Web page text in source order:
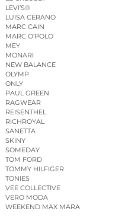
LEVI’S®
LUISA CERANO
MARC CAIN
MARC O’POLO
MEY
MONARI
NEW BALANCE
OLYMP
ONLY
PAUL GREEN
RAGWEAR
REISENTHEL
RICHROYAL
SANETTA
SKINY
SOMEDAY
TOM FORD
TOMMY HILFIGER
TONIES
VEE COLLECTIVE
VERO MODA
WEEKEND MAX MARA